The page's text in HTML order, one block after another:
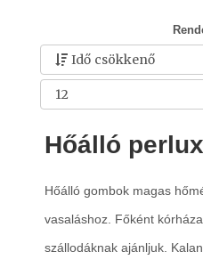
Hőálló
Hőálló gombok magas
vasaláshoz. Főként
szállodáknak ajánljuk.